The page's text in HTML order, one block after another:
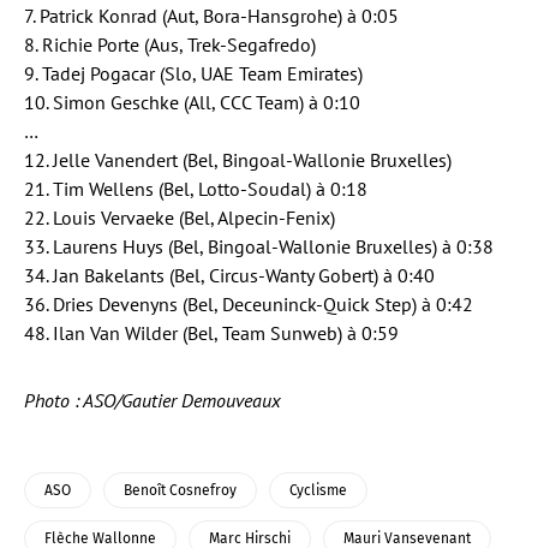
7. Patrick Konrad (Aut, Bora-Hansgrohe) à 0:05
8. Richie Porte (Aus, Trek-Segafredo)
9. Tadej Pogacar (Slo, UAE Team Emirates)
10. Simon Geschke (All, CCC Team) à 0:10
…
12. Jelle Vanendert (Bel, Bingoal-Wallonie Bruxelles)
21. Tim Wellens (Bel, Lotto-Soudal) à 0:18
22. Louis Vervaeke (Bel, Alpecin-Fenix)
33. Laurens Huys (Bel, Bingoal-Wallonie Bruxelles) à 0:38
34. Jan Bakelants (Bel, Circus-Wanty Gobert) à 0:40
36. Dries Devenyns (Bel, Deceuninck-Quick Step) à 0:42
48. Ilan Van Wilder (Bel, Team Sunweb) à 0:59
Photo : ASO/Gautier Demouveaux
ASO Benoît Cosnefroy Cyclisme
Flèche Wallonne Marc Hirschi Mauri Vansevenant